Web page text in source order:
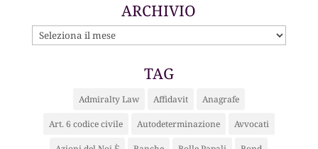
ARCHIVIO
ARCHIVIO
TAG
Admiralty Law Affidavit Anagrafe
Art. 6 codice civile Autodeterminazione Avvocati